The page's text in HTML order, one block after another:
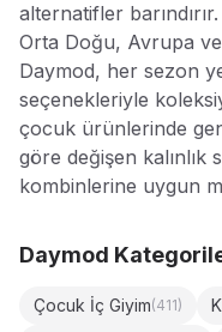
alternatifler barındırır.
Orta Doğu, Avrupa
Daymod, her sezon
seçenekleriyle
çocuk ürünlerinde
göre değişen
kombinlerine uygun
Daymod
Çocuk İç Giyim(411)